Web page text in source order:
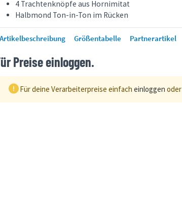
4 Trachtenknöpfe aus Hornimitat
Halbmond Ton-in-Ton im Rücken
Artikelbeschreibung Größentabelle Partnerartikel
Preise einloggen.
Für deine Verarbeiterpreise einfach einloggen oder